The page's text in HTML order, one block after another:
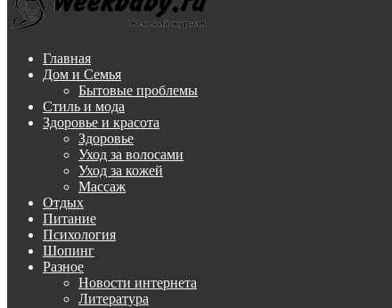
Главная
Дом и Семья
Бытовые проблемы
Стиль и мода
Здоровье и красота
Здоровье
Уход за волосами
Уход за кожей
Массаж
Отдых
Питание
Психология
Шопинг
Разное
Новости интернета
Литература